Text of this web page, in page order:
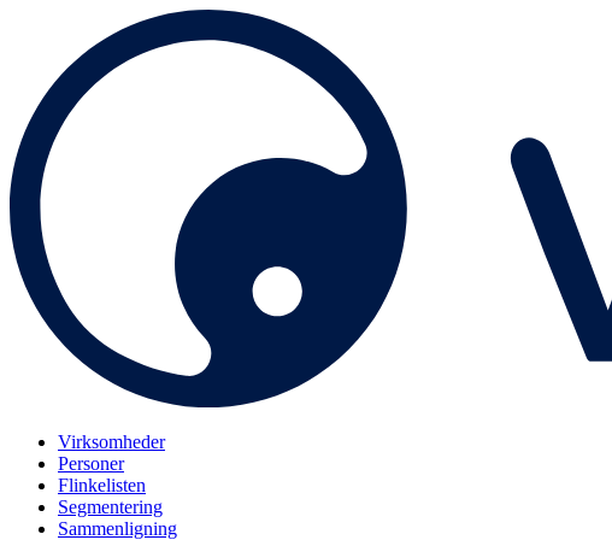
Virksomheder
Personer
Flinkelisten
Segmentering
Sammenligning